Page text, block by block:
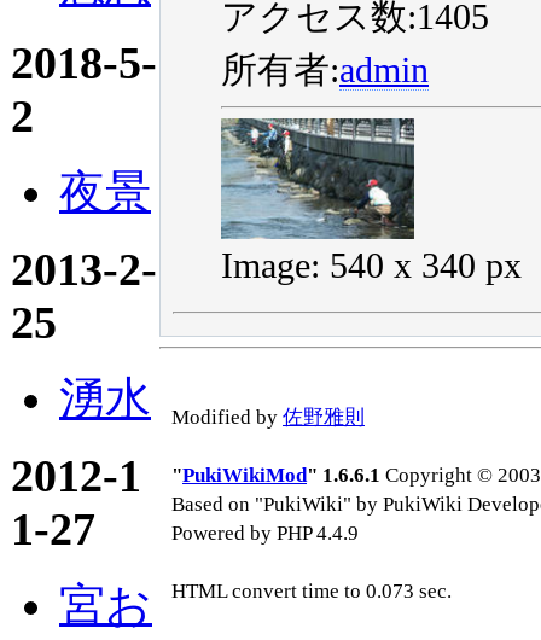
2018-5-
2
夜景
2013-2-
25
湧水
2012-1
1-27
宮お
アクセス数:1405
所有者:admin
Image: 540 x 340 px
Modified by 佐野雅則
"PukiWikiMod" 1.6.6.1 Copyright ©
Based on "PukiWiki" by PukiWiki
Powered by PHP 4.4.9
HTML convert time to 0.073 sec.